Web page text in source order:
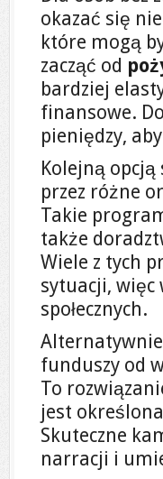
okazać się
które mogą
zacząć od
bardziej
finansowe.
pieniędzy,
Kolejną opcją
przez różne
Takie
także
Wiele z tych
sytuacji,
społecznych.
funduszy od
To
jest
Skuteczne
narracji i